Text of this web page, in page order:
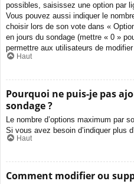
possibles, saisissez une option par
Vous pouvez aussi indiquer le
choisir lors de son vote dans «
en jours du sondage (mettre « 0 »
permettre aux utilisateurs de
Haut
Pourquoi ne puis-je pas
sondage ?
Le nombre d’options maximum par
Si vous avez besoin d’indiquer plus
Haut
Comment modifier ou